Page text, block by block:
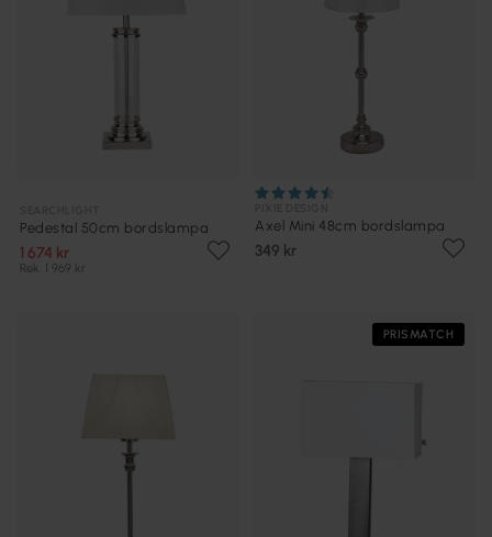
Pedestal 50cm bordslampa
1 674 kr
Rek. 1 969 kr
Axel Mini 48cm bordslampa
349 kr
PRISMATCH